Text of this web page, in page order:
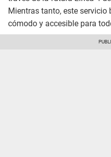
Mientras tanto, este
cómodo y accesible para